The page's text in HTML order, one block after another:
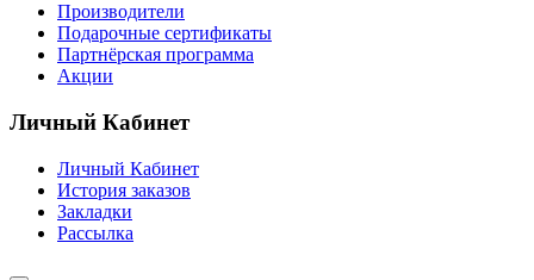
Производители
Подарочные сертификаты
Партнёрская программа
Акции
Личный Кабинет
Личный Кабинет
История заказов
Закладки
Рассылка